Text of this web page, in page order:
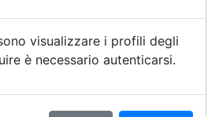
visualizzare i profili degli
è necessario autenticarsi.